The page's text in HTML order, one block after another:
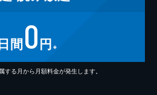
間0円 ※
る月から月額料金が発生します。